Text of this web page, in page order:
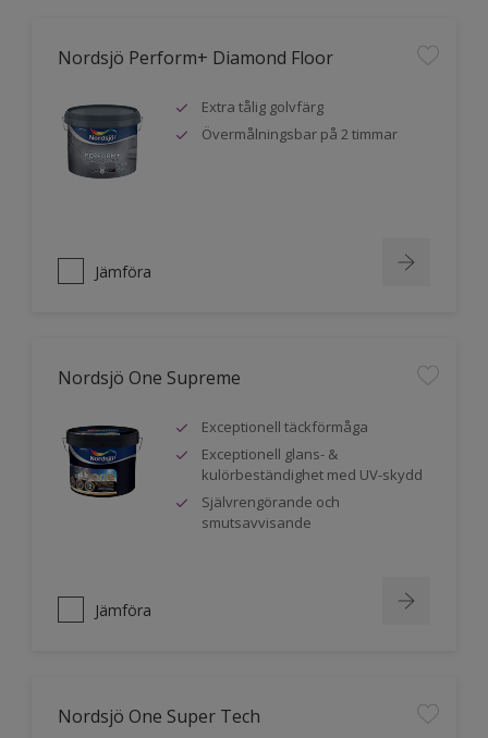
Nordsjö Perform+ Diamond Floor
Extra tålig golvfärg
Övermålningsbar på 2 timmar
Jämföra
Nordsjö One Supreme
Exceptionell täckförmåga
Exceptionell glans- &
kulörbeständighet med UV-skydd
Självrengörande och
smutsavvisande
Jämföra
Nordsjö One Super Tech